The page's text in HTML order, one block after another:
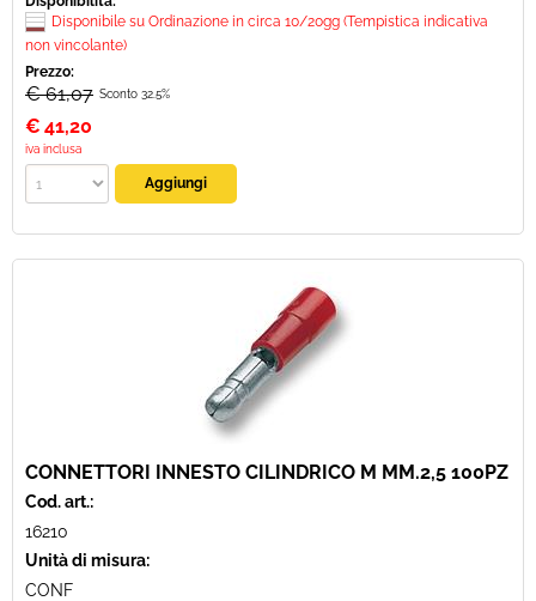
Disponibile su Ordinazione in circa 10/20gg (Tempistica indicativa
non vincolante)
Prezzo:
€ 61,07 Sconto 32.5%
€ 41,20
iva inclusa
CONNETTORI INNESTO CILINDRICO M MM.2,5 100PZ
Cod. art.:
16210
Unità di misura:
CONF